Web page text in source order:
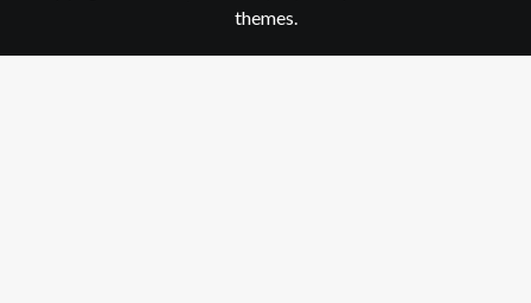
themes.